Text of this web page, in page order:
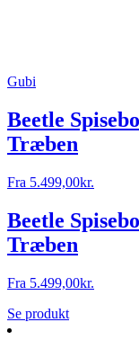
Gubi
Beetle
Træben
Fra 5.499,00kr.
Beetle
Træben
Fra 5.499,00kr.
Se produkt